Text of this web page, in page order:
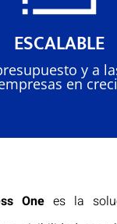
ESCALABLE
y a
en
Onees la